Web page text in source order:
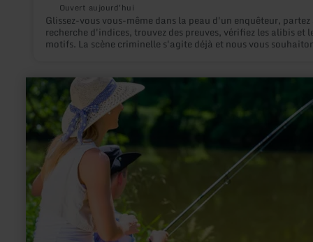
Ouvert aujourd'hui
Glissez-vous vous-même dans la peau d'un enquêteur, partez
recherche d'indices, trouvez des preuves, vérifiez les alibis et
motifs. La scène criminelle s'agite déjà et nous vous
savoir
plus
sur
:
Fishing
Oosbachtal
fishing
park